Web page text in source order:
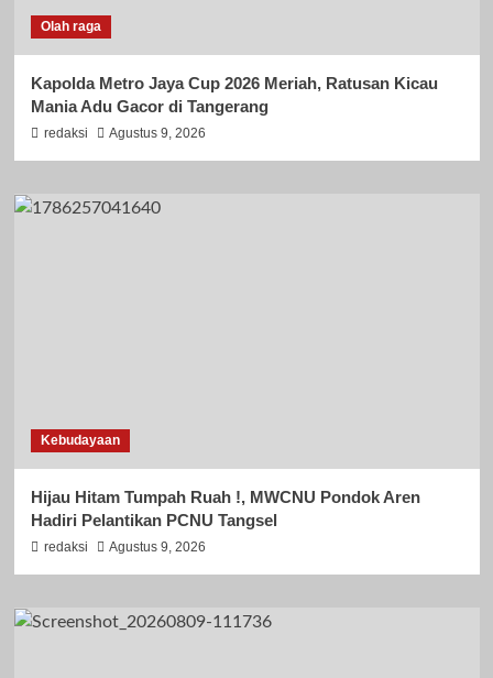
Olah raga
Kapolda Metro Jaya Cup 2026 Meriah, Ratusan Kicau
Mania Adu Gacor di Tangerang
redaksi Agustus 9, 2026
Kebudayaan
Hijau Hitam Tumpah Ruah !, MWCNU Pondok Aren
Hadiri Pelantikan PCNU Tangsel
redaksi Agustus 9, 2026